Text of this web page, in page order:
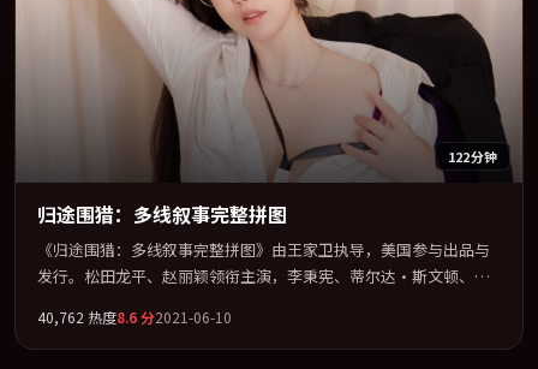
122分钟
归途围猎：多线叙事完整拼图
《归途围猎：多线叙事完整拼图》由王家卫执导，美国参与出品与
发行。松田龙平、赵丽颖领衔主演，李秉宪、蒂尔达·斯文顿、木
全片以「惊悚」类型为骨架，在叙事、表演与视听上力求统一。定
于 2021-01-03 在内地院线及主流平台同步亮相，2021 年度话题片
40,762 热度8.6分2021-06-10